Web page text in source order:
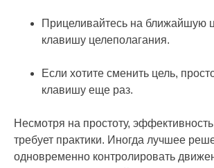
Прицеливайтесь на ближайшую
клавишу целеполагания.
Если хотите сменить цель,
клавишу еще раз.
Несмотря на простоту,
требует практики. Иногда лучшее
одновременно контролировать